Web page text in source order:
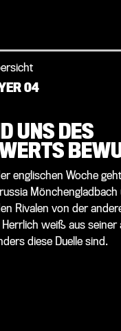
04
UNS DES
englischen Woche
Rivalen von der
Herrlich weiß aus seiner
diese Duelle sind.